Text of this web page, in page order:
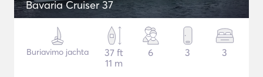
Bavaria Cruiser 37
Buriavimo jachta
37 ft
11 m
6 3 3